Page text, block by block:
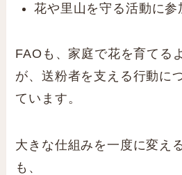
花や里山を守る活動に参
FAOも、家庭で花を育てる
が、送粉者を支える行動に
ています。
大きな仕組みを一度に変え
も、